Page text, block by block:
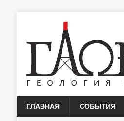
ГЛАВНАЯ СОБЫТИЯ